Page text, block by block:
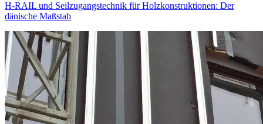
H-RAIL und Seilzugangstechnik für Holzkonstruktionen: Der
dänische Maßstab